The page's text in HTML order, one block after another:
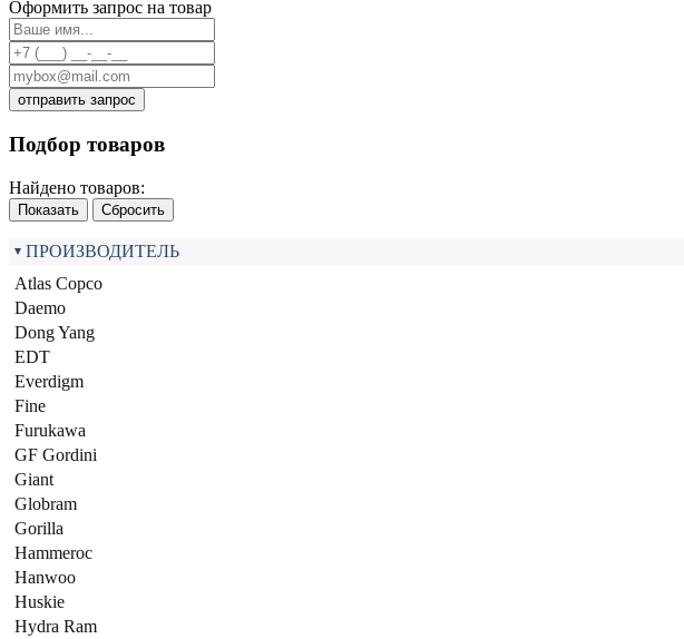
Оформить запрос на товар
отправить запрос
Подбор товаров
Найдено товаров:
Показать Сбросить
ПРОИЗВОДИТЕЛЬ
Atlas Copco
Daemo
Dong Yang
EDT
Everdigm
Fine
Furukawa
GF Gordini
Giant
Globram
Gorilla
Hammeroc
Hanwoo
Huskie
Hydra Ram